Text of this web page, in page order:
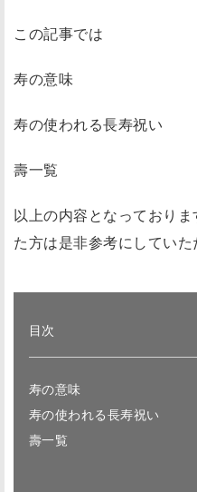
この記事では
寿の意味
寿の使われる長寿祝い
壽一覧
以上の内容となっており
た方は是非参考にしていた
目次
寿の意味
寿の使われる長寿祝い
壽一覧